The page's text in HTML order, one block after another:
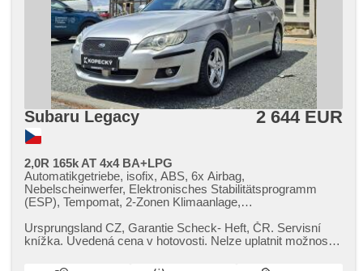
Subaru Legacy 2 644 EUR
2,0R 165k AT 4x4 BA+LPG
Automatikgetriebe, isofix, ABS, 6x Airbag,
Nebelscheinwerfer, Elektronisches Stabilitätsprogramm
(ESP), Tempomat, 2-Zonen Klimaanlage,
Parkassistent, Antrieb 4x4, Autoradio, Kožený volant,
beheizte Sitze, Lenkrad einstellbar, höheneinstellbare
Ursprungsland CZ,​ Garantie Scheck​- Heft,​ ČR. Servisní
knížka. Uvedená cena v hotovosti. Nelze uplatnit možnost